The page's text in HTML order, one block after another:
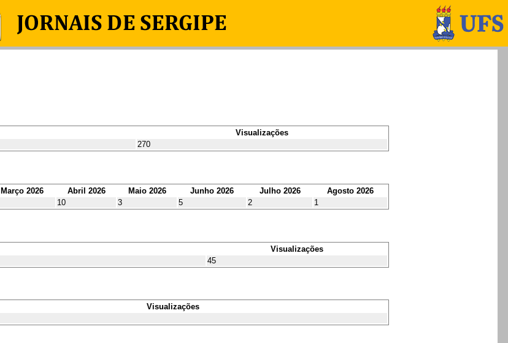
Visualizações
270
Março 2026 Abril 2026 Maio 2026 Junho 2026 Julho 2026
Agosto 2026
10 3 5 2 1
Visualizações
45
Visualizações